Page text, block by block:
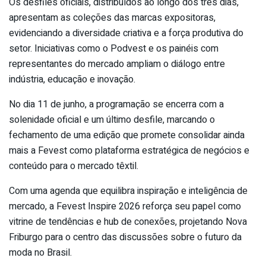
apresentam as coleções das marcas expositoras,
evidenciando a diversidade criativa e a força produtiva do
setor. Iniciativas como o Podvest e os painéis com
representantes do mercado ampliam o diálogo entre
indústria, educação e inovação.
No dia 11 de junho, a programação se encerra com a
solenidade oficial e um último desfile, marcando o
fechamento de uma edição que promete consolidar ainda
mais a Fevest como plataforma estratégica de negócios e
conteúdo para o mercado têxtil.
Com uma agenda que equilibra inspiração e inteligência de
mercado, a Fevest Inspire 2026 reforça seu papel como
vitrine de tendências e hub de conexões, projetando Nova
Friburgo para o centro das discussões sobre o futuro da
moda no Brasil.